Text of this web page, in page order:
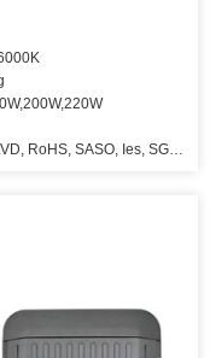
RoHS, SASO, Ies, SGS,